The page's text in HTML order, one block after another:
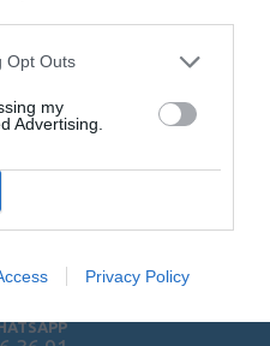
Opt Outs
my
Advertising.
Privacy Policy
33 00
DALLE 11.00 ALLE 13.00